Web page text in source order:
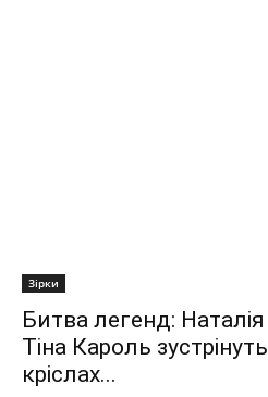
Зірки
Битва легенд:
Тіна Кароль
кріслах...